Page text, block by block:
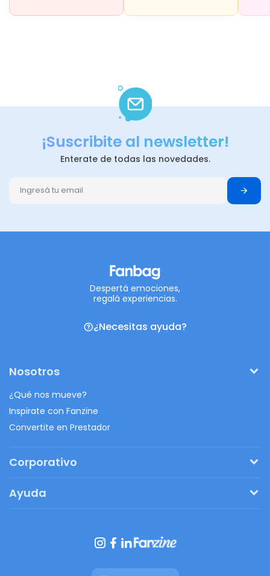
¡Suscribite al newsletter!
Enterate de todas las novedades.
Despertá emociones,
regalá experiencias.
¿Necesitas ayuda?
Nosotros
¿Qué nos mueve?
Inspirate con Fanzine
Convertite en Prestador
Corporativo
Regalos originales
Ayuda
Botón de arrepentimiento